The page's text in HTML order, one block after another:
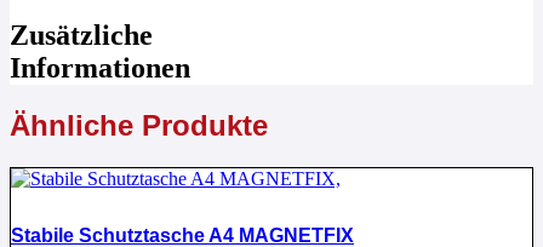
Zusätzliche
Informationen
Ähnliche Produkte
Stabile Schutztasche A4 MAGNETFIX